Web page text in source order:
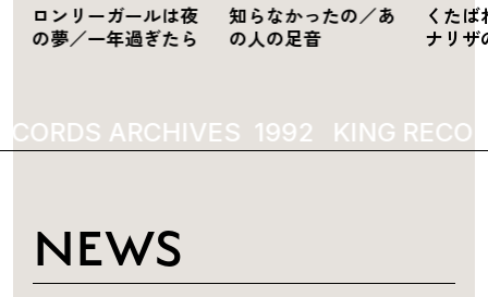
ロンリーガールは夜
の夢／一年過ぎたら
知らなかったの／あ
の人の足音
くた
ナリザ
ARCHIVES 1992 KING
NEWS